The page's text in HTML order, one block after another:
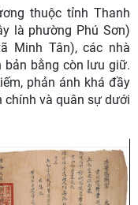
thuộc tỉnh Thanh
là phường Phú Sơn)
Minh Tân), các nhà
bản bằng còn lưu giữ.
phản ánh khá đầy
chính và quân sự dưới